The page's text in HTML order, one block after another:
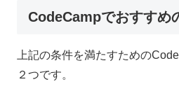
CodeCampでおすすめ
上記の条件を満たすための
２つです。